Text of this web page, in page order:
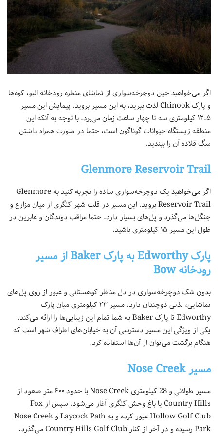
اگر می‌خواهید حین دوچرخه‌سواری از تماشای منظره رودخانه البو، کوه‌ها
و پارک Chinook لذت ببرید، به این مسیر بروید. پیمایش این مسیر
۱۲.۵ کیلومتری سه تا چهار ساعت زمان می‌برد. با توجه به آنکه این
منطقه زیستگاه حیوانات گوناگون است، حتما در صورت همراه داشتن
سگ قلاده آن را ببندید.
Glenmore Reservoir Trail
اگر می‌خواهید یک دوچرخه‌سواری ساده را تجربه کنید به Glenmore
Reservoir Trail بروید. این مسیر در قلب شهر کلگری از میان مزارع و
جنگل‌ها می‌گذرد و پل‌های بسیار دارد. حتما مراقب دوندگان و عابرین در
طول این مسیر ۱۵ کیلومتری باشید.
پارک Edworthy به پارک Baker از مسیر
رودخانه Bow
بدون شک دوچرخه‌سواری در دل مناظر کوهستانی و عبور از روی پل‌های
تماشایی، لذتی دوچندان دارد. مسیر ۲۳ کیلومتری میان پارک
Edworthy تا پارک Baker به شما تمام این زیبایی‌ها را ارائه می‌کند.
یکی از ویژگی این مسیر دسترسی آن به خیابان‌های اطراف شهر است که
هنگام برگشت می‌توان از آن‌ها استفاده کرد.
مسیر Nose Creek
مسیر طولانی و 28 کیلومتری Nose Creek با حدود ۶۰۰ متر صعود از
Country Hills یا باغ وحش کلگری آغاز می‌شود. سپس از Fox
Hollow Golf Club عبور کرده و به Laycock Path و Nose Creek
Park رسیده و در آخر از کنار Country Hills Golf Club می‌گذرد.